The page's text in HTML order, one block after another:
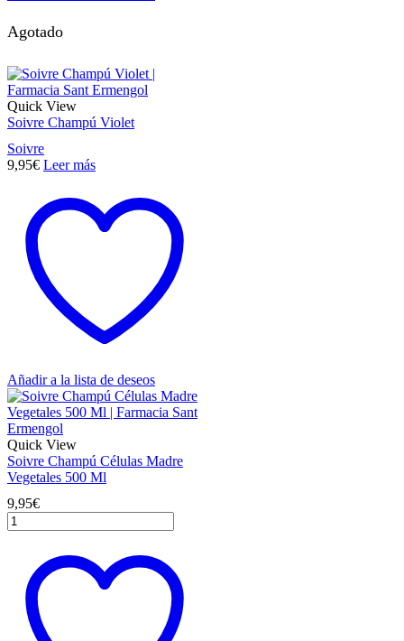
Agotado
Quick View
Soivre Champú Violet
Soivre
9,95€ Leer más
Añadir a la lista de deseos
Quick View
Soivre Champú Células Madre
Vegetales 500 Ml
9,95€
Soivre
Champú
Madre
Vegetales
500
cantidad